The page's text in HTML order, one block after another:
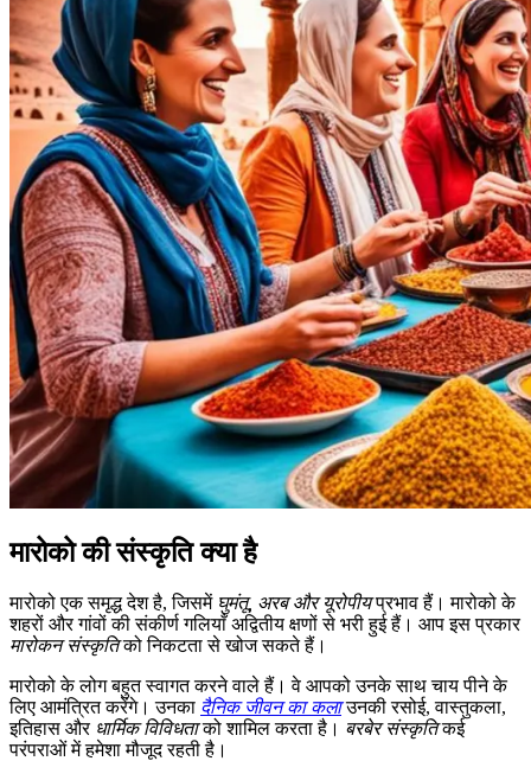
मारोको की संस्कृति क्या है
मारोको एक समृद्ध देश है, जिसमें घुमंतू, अरब और यूरोपीयप्रभाव हैं। मारोको के
शहरों और गांवों की संकीर्ण गलियाँ अद्वितीय क्षणों से भरी हुई हैं। आप इस प्रकार
मारोकन संस्कृतिको निकटता से खोज सकते हैं।
मारोको के लोग बहुत स्वागत करने वाले हैं। वे आपको उनके साथ चाय पीने के
लिए आमंत्रित करेंगे। उनका दैनिक जीवन का कलाउनकी रसोई, वास्तुकला,
इतिहास और धार्मिक विविधताको शामिल करता है। बरबेर संस्कृतिकई
परंपराओं में हमेशा मौजूद रहती है।